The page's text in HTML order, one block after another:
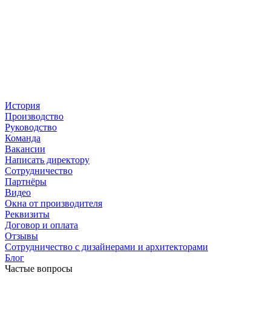
История
Производство
Руководство
Команда
Вакансии
Написать директору
Сотрудничество
Партнёры
Видео
Окна от производителя
Реквизиты
Договор и оплата
Отзывы
Сотрудничество с дизайнерами и архитекторами
Блог
Частые вопросы